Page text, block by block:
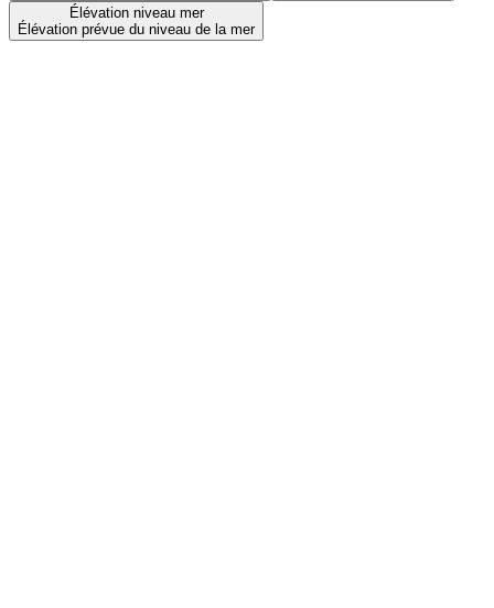
Élévation niveau mer
Élévation prévue du niveau de la mer